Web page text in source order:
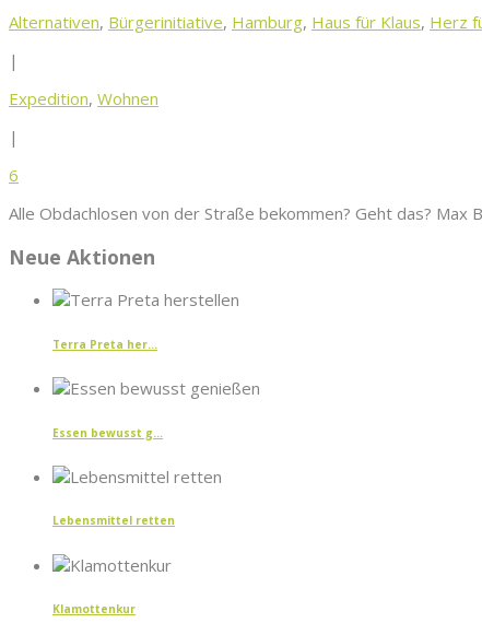
Alternativen, Bürgerinitiative, Hamburg, Haus für Klaus, Herz
|
Expedition, Wohnen
|
6
Alle Obdachlosen von der Straße bekommen? Geht das?
Neue Aktionen
Terra Preta her...
Essen bewusst g...
Lebensmittel retten
Klamottenkur